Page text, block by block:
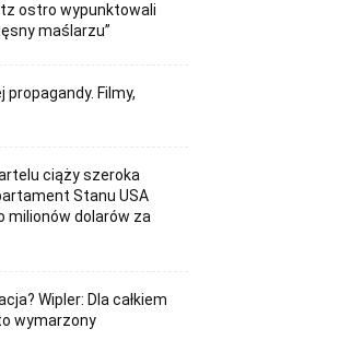
ostro wypunktowali
maślarzu”
Filmy,
ciąży szeroka
Stanu USA
milionów dolarów za
Wipler: Dla całkiem
wymarzony